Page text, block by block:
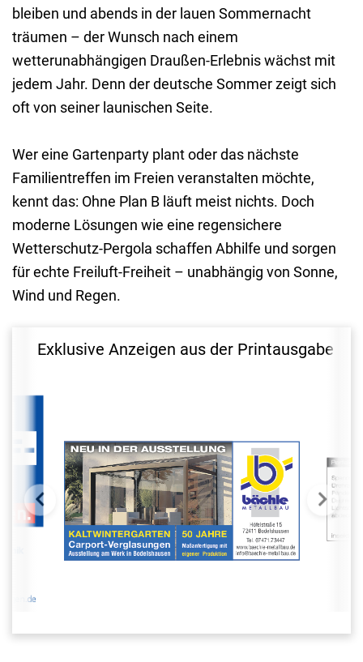
bleiben und abends in der lauen Sommernacht
träumen – der Wunsch nach einem
wetterunabhängigen Draußen-Erlebnis wächst mit
jedem Jahr. Denn der deutsche Sommer zeigt sich
oft von seiner launischen Seite.
Wer eine Gartenparty plant oder das nächste
Familientreffen im Freien veranstalten möchte,
kennt das: Ohne Plan B läuft meist nichts. Doch
moderne Lösungen wie eine regensichere
Wetterschutz-Pergola schaffen Abhilfe und sorgen
für echte Freiluft-Freiheit – unabhängig von Sonne,
Wind und Regen.
Exklusive Anzeigen aus der Printausgabe